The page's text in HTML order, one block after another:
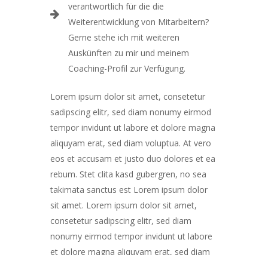
verantwortlich für die die
Weiterentwicklung von Mitarbeitern?
Gerne stehe ich mit weiteren
Auskünften zu mir und meinem
Coaching-Profil zur Verfügung.
Lorem ipsum dolor sit amet, consetetur
sadipscing elitr, sed diam nonumy eirmod
tempor invidunt ut labore et dolore magna
aliquyam erat, sed diam voluptua. At vero
eos et accusam et justo duo dolores et ea
rebum. Stet clita kasd gubergren, no sea
takimata sanctus est Lorem ipsum dolor
sit amet. Lorem ipsum dolor sit amet,
consetetur sadipscing elitr, sed diam
nonumy eirmod tempor invidunt ut labore
et dolore magna aliquyam erat, sed diam